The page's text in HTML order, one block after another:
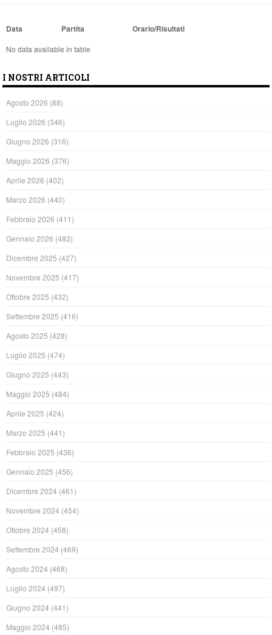
Data Partita Orario/Risultati
No data available in table
I NOSTRI ARTICOLI
Agosto 2026 (88)
Luglio 2026 (346)
Giugno 2026 (316)
Maggio 2026 (376)
Aprile 2026 (402)
Marzo 2026 (440)
Febbraio 2026 (411)
Gennaio 2026 (483)
Dicembre 2025 (427)
Novembre 2025 (417)
Ottobre 2025 (432)
Settembre 2025 (416)
Agosto 2025 (428)
Luglio 2025 (474)
Giugno 2025 (443)
Maggio 2025 (484)
Aprile 2025 (424)
Marzo 2025 (441)
Febbraio 2025 (436)
Gennaio 2025 (456)
Dicembre 2024 (461)
Novembre 2024 (454)
Ottobre 2024 (458)
Settembre 2024 (469)
Agosto 2024 (468)
Luglio 2024 (497)
Giugno 2024 (441)
Maggio 2024 (485)